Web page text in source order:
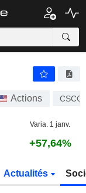
Actions CSCO
Varia. 1 janv.
+57,64%
Actualités